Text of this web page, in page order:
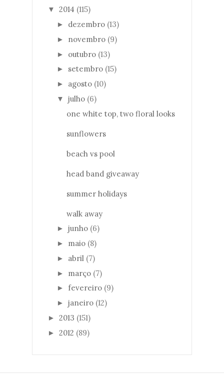
▼ 2014 (115)
► dezembro (13)
► novembro (9)
► outubro (13)
► setembro (15)
► agosto (10)
▼ julho (6)
one white top, two floral looks
sunflowers
beach vs pool
head band giveaway
summer holidays
walk away
► junho (6)
► maio (8)
► abril (7)
► março (7)
► fevereiro (9)
► janeiro (12)
► 2013 (151)
► 2012 (89)